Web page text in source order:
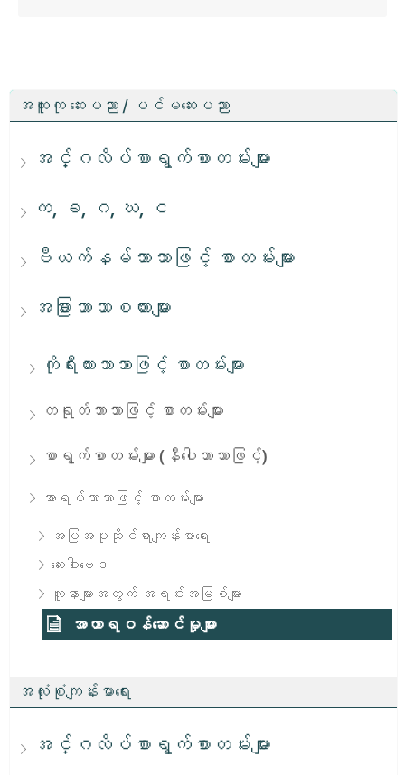
အထူးကု ဆေးပညာ / ပင်မဆေးပညာ
အင်္ဂလိပ်စာရွက်စာတမ်းများ
က, ခ, ဂ, ဃ, င
ဗီယက်နမ်ဘာသာဖြင့် စာတမ်းများ
အခြားဘာသာစကားများ
ကိုရီးယားဘာသာဖြင့် စာတမ်းများ
တရုတ်ဘာသာဖြင့် စာတမ်းများ
စာရွက်စာတမ်းများ (နီပေါဘာသာဖြင့်)
အာရပ်ဘာသာဖြင့် စာတမ်းများ
အပြုအမူဆိုင်ရာကျန်းမာရေး
​ဆေးဝါးဗေဒ
လူနာများအတွက် အရင်းအမြစ်များ
အာဟာရဝန်ဆောင်မှုများ
အလုံးစုံကျန်းမာရေး
အင်္ဂလိပ်စာရွက်စာတမ်းများ